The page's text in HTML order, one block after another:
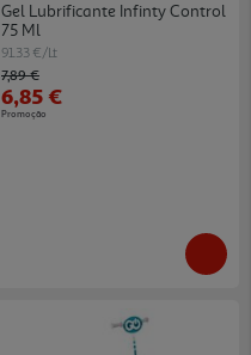
Gel Lubrificante Infinty Control
75 Ml
91.33 €/Lt
Price reduced from
7,89 €to
6,85 €
Promoção